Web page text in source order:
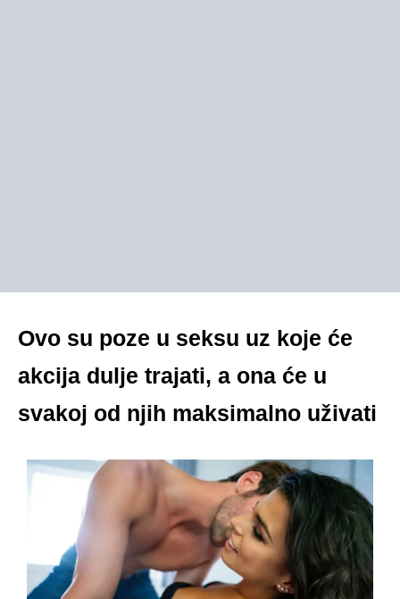
Ovo su poze u seksu uz koje će
akcija dulje trajati, a ona će u
svakoj od njih maksimalno uživati